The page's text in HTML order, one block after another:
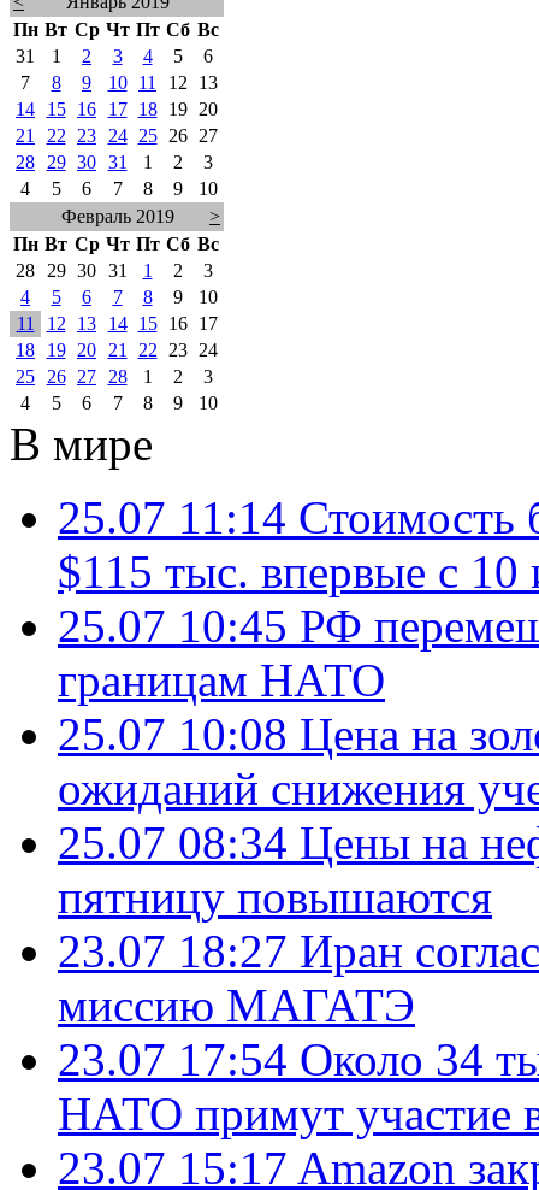
Пн Вт Ср Чт Пт Сб Вс
31
1 2 3 4 5
6
7
8 9 10 11 12
13
14
15 16 17 18 19
20
21
22 23 24 25 26
27
28
29 30 31 1 2
3
4
5 6 7 8 9
10
Февраль 2019
>
Пн Вт Ср Чт Пт Сб Вс
28
29 30 31 1 2
3
4
5 6 7 8 9
10
11
12 13 14 15 16
17
18
19 20 21 22 23
24
25
26 27 28 1 2
3
4
5 6 7 8 9 10
В мире
25.07 11:14 Стоимость
$115 тыс. впервые с 10
25.07 10:45 РФ
границам НАТО
25.07 10:08 Цена на
ожиданий снижения
25.07 08:34 Цены на
пятницу повышаются
23.07 18:27 Иран
миссию МАГАТЭ
23.07 17:54 Около 34
НАТО примут участие
23.07 15:17 Amazon